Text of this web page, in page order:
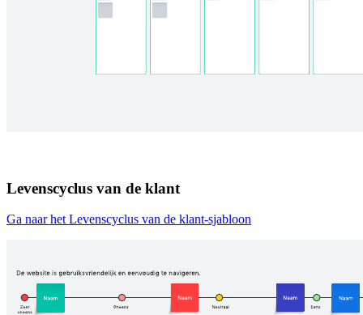
Levenscyclus van de klant
Ga naar het Levenscyclus van de klant-sjabloon